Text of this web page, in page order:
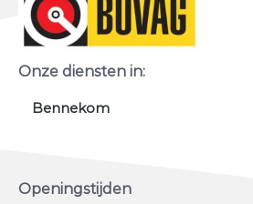
Onze diensten in:
Bennekom
Openingstijden